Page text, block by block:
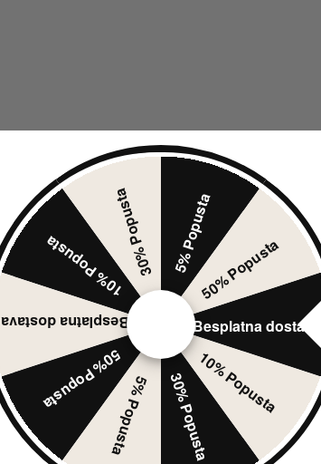
5% Popusta50% Popusta
Besplatna dostava
10% Popusta
30% Popusta
5% Popusta
50% Popusta
Besplatna dostava
10% Popusta30% Popusta